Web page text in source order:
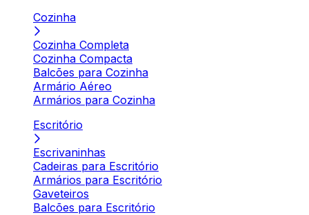
Cozinha
Cozinha Completa
Cozinha Compacta
Balcões para Cozinha
Armário Aéreo
Armários para Cozinha
Escritório
Escrivaninhas
Cadeiras para Escritório
Armários para Escritório
Gaveteiros
Balcões para Escritório